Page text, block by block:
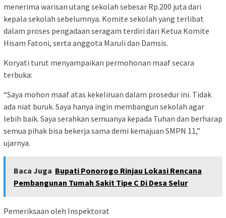
menerima warisan utang sekolah sebesar Rp.200 juta dari
kepala sekolah sebelumnya. Komite sekolah yang terlibat
dalam proses pengadaan seragam terdiri dari Ketua Komite
Hisam Fatoni, serta anggota Maruli dan Damsis.
Koryati turut menyampaikan permohonan maaf secara
terbuka:
“Saya mohon maaf atas kekeliruan dalam prosedur ini. Tidak
ada niat buruk. Saya hanya ingin membangun sekolah agar
lebih baik. Saya serahkan semuanya kepada Tuhan dan berharap
semua pihak bisa bekerja sama demi kemajuan SMPN 11,”
ujarnya.
Baca Juga Bupati Ponorogo Rinjau Lokasi Rencana
Pembangunan Tumah Sakit Tipe C Di Desa Selur
Pemeriksaan oleh Inspektorat